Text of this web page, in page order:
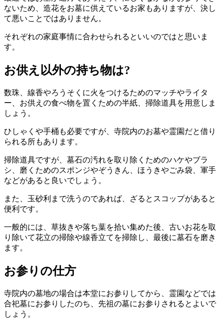
ないため、造花をお墓に供えているお家もありますが、決し
て悪いことではありません。
それぞれの家庭事情に合わせられるといいのではと思いま
す。
お供え以外の持ち物は?
数珠、線香やろうそくに火をつけるためのマッチやライタ
ー、お供えの食べ物を置くための半紙、掃除道具を用意しま
しょう。
ひしゃくや手桶も必要ですが、寺院内のお墓や霊園だと借り
られる所もあります。
掃除道具ですが、墓石の汚れを取り除くためのハケやブラ
シ、磨くためのスポンジやぞうきん、ほうきやごみ袋、軍手
などがあると良いでしょう。
また、玉砂利まで洗うのであれば、ざるとスコップがあると
便利です。
一般的には、草抜きや落ち葉を拾い集めた後、古いお花を取
り除いて花立の掃除や線香立てを掃除し、最後に墓石を磨き
ます。
お参りの仕方
寺院内の墓地の場合は本堂にお参りしてから、霊園などでは
合祀墓にお参りしたのち、先祖の墓にお参りされるとよいで
しょう。